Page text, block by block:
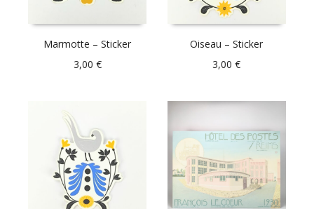
Marmotte – Sticker
3,00 €
Oiseau – Sticker
3,00€